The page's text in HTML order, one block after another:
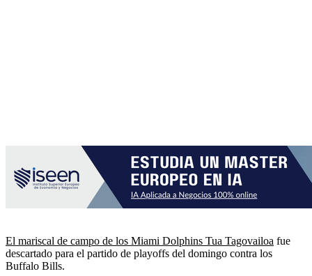
El mariscal de campo de los Miami Dolphins Tua Tagovailoa fue
descartado para el partido de playoffs del domingo contra los
Buffalo Bills.